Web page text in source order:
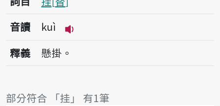
音讀
kuì
播放音讀kuì
釋義 懸掛。
部分符合 「挂」 有1筆